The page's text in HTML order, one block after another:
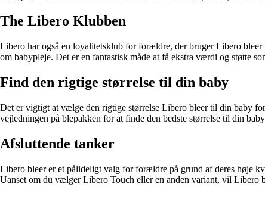
The Libero Klubben
Libero har også en loyalitetsklub for forældre, der bruger Libero
om babypleje. Det er en fantastisk måde at få ekstra værdi og støtte
Find den rigtige størrelse til din baby
Det er vigtigt at vælge den rigtige størrelse Libero bleer til din baby
vejledningen på blepakken for at finde den bedste størrelse til din
Afsluttende tanker
Libero bleer er et pålideligt valg for forældre på grund af deres høje
Uanset om du vælger Libero Touch eller en anden variant, vil Libero